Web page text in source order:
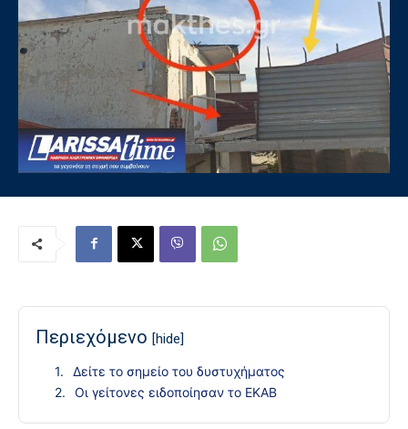
Περιεχόμενο [hide]
Δείτε το σημείο του δυστυχήματος
Οι γείτονες ειδοποίησαν το ΕΚΑΒ